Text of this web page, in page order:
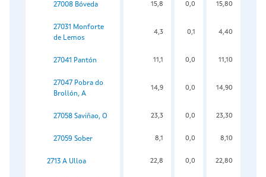
27008 Bóveda 15,8 0,0 15,80
27031 Monforte
de Lemos
4,3 0,1 4,40
27041 Pantón 11,1 0,0 11,10
27047 Pobra do
Brollón, A
14,9 0,0 14,90
27058 Saviñao, O 23,3 0,0 23,30
27059 Sober 8,1 0,0 8,10
2713 A Ulloa 22,8 0,0 22,80